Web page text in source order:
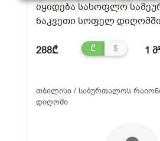
იყიდება სასოფლო
ნაკვეთი სოფელ დიღომში
288₾ ₾ $ 1
თბილისი / საბურთალოს
დიღომი